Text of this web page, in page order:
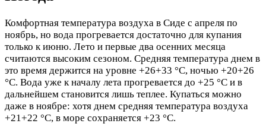
Комфортная температура воздуха в Сиде с апреля по
ноябрь, но вода прогревается достаточно для купания
только к июню. Лето и первые два осенних месяца
считаются высоким сезоном. Средняя температура днем в
это время держится на уровне +26+33 °С, ночью +20+26
°С. Вода уже к началу лета прогревается до +25 °С и в
дальнейшем становится лишь теплее. Купаться можно
даже в ноябре: хотя днем средняя температура воздуха
+21+22 °С, в море сохраняется +23 °С.